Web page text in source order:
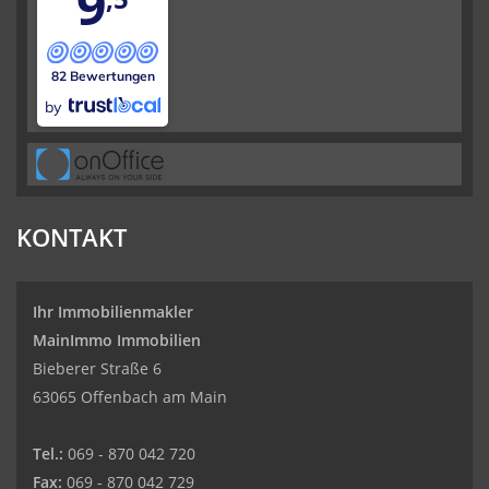
82 Bewertungen
by
KONTAKT
Ihr Immobilienmakler
MainImmo Immobilien
Bieberer Straße 6
63065 Offenbach am Main
Tel.: 069 - 870 042 720
Fax: 069 - 870 042 729